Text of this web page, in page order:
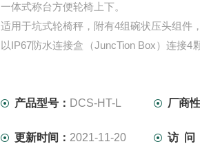
一体式称台方便轮椅上下。
适用于坑式轮椅秤，附有4组碗状压头组件
以IP67防水连接盒（JuncTion Box）连接4
产品型号： DCS-HT-L 厂商
更新时间： 2021-11-20 访 问